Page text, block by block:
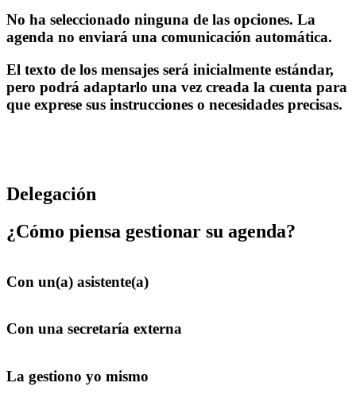
No ha seleccionado ninguna de las opciones. La
agenda no enviará una comunicación automática.
El texto de los mensajes será inicialmente estándar,
pero podrá adaptarlo una vez creada la cuenta para
que exprese sus instrucciones o necesidades precisas.
Delegación
¿Cómo piensa gestionar su agenda?
Con un(a) asistente(a)
Con una secretaría externa
La gestiono yo mismo